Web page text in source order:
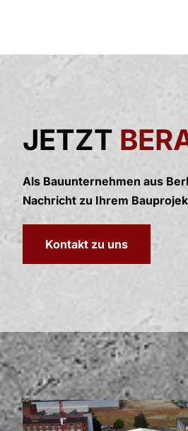
JETZT
Als Bauunternehmen aus
Nachricht zu Ihrem
Kontakt zu uns